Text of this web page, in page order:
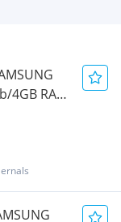
4GB RAM
-
-